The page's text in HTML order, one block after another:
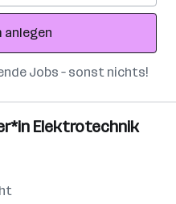
anlegen
Jobs – sonst nichts!
Elektrotechnik